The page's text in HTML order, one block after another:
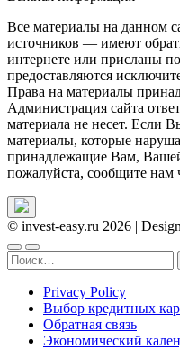
Все материалы на данном
источников — имеют
интернете или присланы
предоставляются
Права на материалы
Администрация сайта
материала не несет. Если
материалы, которые
принадлежащие Вам,
пожалуйста, сообщите нам
© invest-easy.ru 2026 |
Найти:
Privacy Policy
Выбор кредитных
Обратная связь
Экономический